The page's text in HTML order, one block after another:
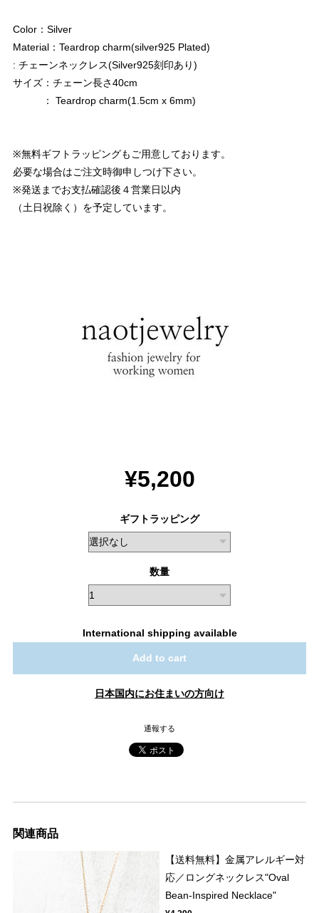
Color：Silver
Material：Teardrop charm(silver925 Plated)
: チェーンネックレス(Silver925刻印あり)
サイズ：チェーン長さ40cm
： Teardrop charm(1.5cm x 6mm)
※無料ギフトラッピングもご用意しております。
必要な場合はご注文時御申しつけ下さい。
※発送までお支払確認後４営業日以内
（土日祝除く）を予定しています。
¥5,200
ギフトラッピング
数量
International shipping available
Add to cart
日本国内にお住まいの方向け
通報する
関連商品
【送料無料】金属アレルギー対
応／ロングネックレス"Oval
Bean-Inspired Necklace"